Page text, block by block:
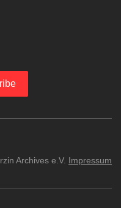
Archives e.V. Impressum